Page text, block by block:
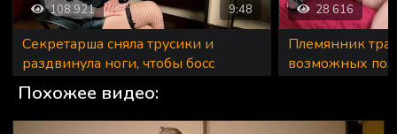
9:48
108 921
Секретарша сняла трусики и
раздвинула ноги, чтобы босс
сделал куни
28 616
Племянник
возможных
Похожее видео: